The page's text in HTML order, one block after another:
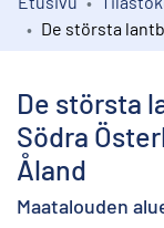
Kokoelmat
De största
Södra
Åland
Maatalouden